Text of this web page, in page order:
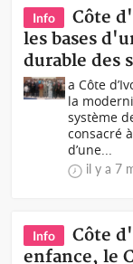
Info
Côte
les bases
durable des
a Côte
la
système
consacré
d’une...
il y a 7
Info
Côte
enfance, le